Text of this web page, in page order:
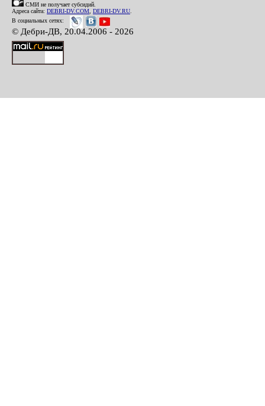
СМИ не получает субсидий.
Адреса сайта: DEBRI-DV.COM DEBRI-DV.RU
В социальных сетях:
© Дебри-ДВ, 20.04.2006 - 2026